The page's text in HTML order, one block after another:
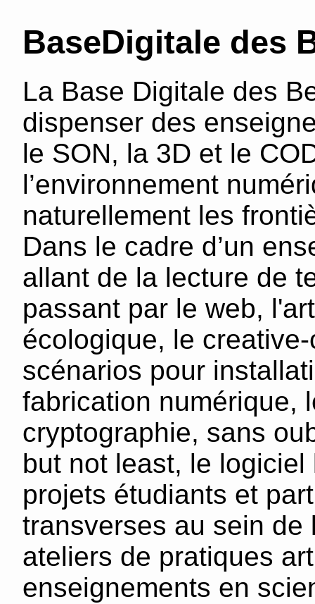
BaseDigitale des
La Base Digitale des
dispenser des
le SON, la 3D et le
l’environnement
naturellement les
Dans le cadre d’un
allant de la lecture de
passant par le web,
écologique, le
scénarios pour
fabrication numérique,
cryptographie, sans
but not least, le
projets étudiants et
transverses au sein de
ateliers de pratiques
enseignements en